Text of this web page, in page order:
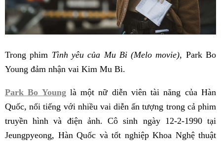
Trong phim Tình yêu của Mu Bi (Melo movie), Park Bo
Young đảm nhận vai Kim Mu Bi.
Park Bo Younglà một nữ diễn viên tài năng của Hàn
Quốc, nổi tiếng với nhiều vai diễn ấn tượng trong cả phim
truyền hình và điện ảnh. Cô sinh ngày 12-2-1990 tại
Jeungpyeong, Hàn Quốc và tốt nghiệp Khoa Nghệ thuật